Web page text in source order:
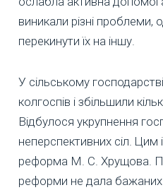
виникали різні проблеми,
перекинути їх на іншу.
У сільському
колгоспів і збільшили
Відбулося укрупнення
неперспективних сіл.
реформа М. С. Хрущова.
реформи не дала бажаних